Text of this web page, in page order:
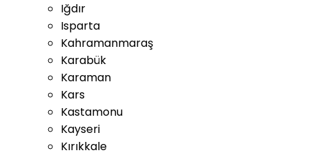
Iğdır
Isparta
Kahramanmaraş
Karabük
Karaman
Kars
Kastamonu
Kayseri
Kırıkkale